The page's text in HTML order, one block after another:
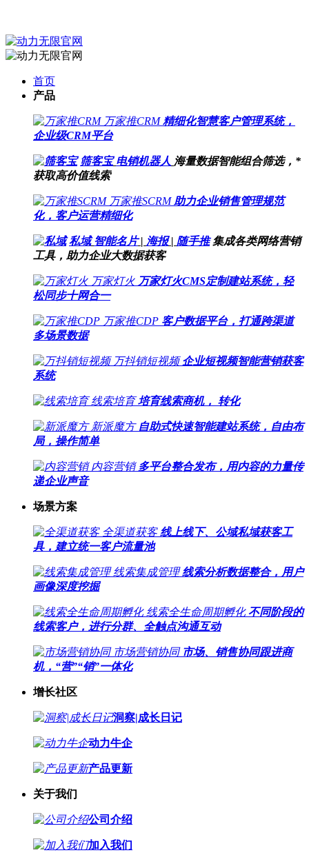
首页
产品
万家推CRM 精细化智慧客户管理系统，
企业级CRM平台
筛客宝 电销机器人 海量数据智能组合筛选，*
获取高价值线索
万家推SCRM 助力企业销售管理规范
化，客户运营精细化
私域 智能名片 | 海报 | 随手推 集成各类网络营销
工具，助力企业大数据获客
万家灯火 万家灯火CMS定制建站系统，轻
松同步十网合一
万家推CDP 客户数据平台，打通跨渠道
多场景数据
万抖销短视频 企业短视频智能营销获客
系统
线索培育 培育线索商机， 转化
新派魔方 自助式快速智能建站系统，自由布
局，操作简单
内容营销 多平台整合发布，用内容的力量传
递企业声音
场景方案
全渠道获客 线上线下、公域私域获客工
具，建立统一客户流量池
线索集成管理 线索分析数据整合，用户
画像深度挖掘
线索全生命周期孵化 不同阶段的
线索客户，进行分群、全触点沟通互动
市场营销协同 市场、销售协同跟进商
机，“营”“销”一体化
增长社区
洞察|成长日记
动力牛企
产品更新
关于我们
公司介绍
加入我们